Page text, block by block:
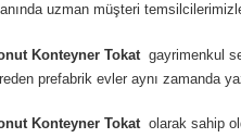
uzman müşteri
Konteyner Tokat gayrimenkul
prefabrik evler aynı zamanda
Konteyner Tokatolarak sahip